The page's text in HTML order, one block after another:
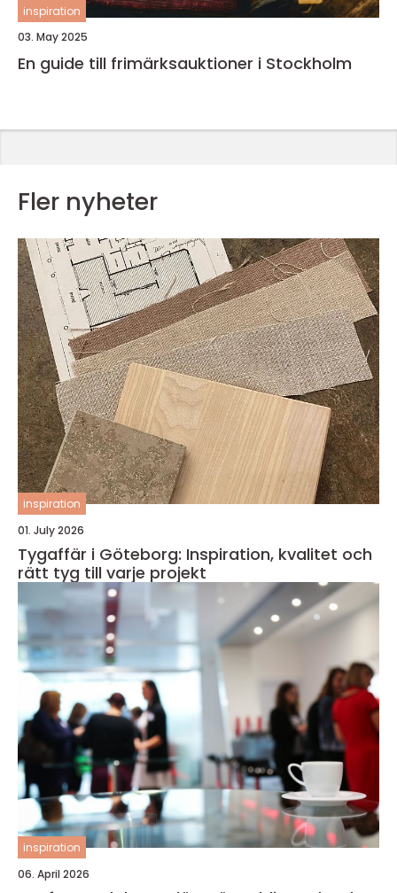
inspiration
03. May 2025
En guide till frimärksauktioner i Stockholm
Fler nyheter
inspiration
01. July 2026
Tygaffär i Göteborg: Inspiration, kvalitet och
rätt tyg till varje projekt
inspiration
06. April 2026